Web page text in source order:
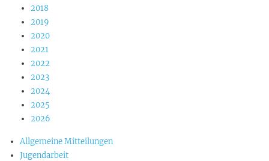
2018
2019
2020
2021
2022
2023
2024
2025
2026
Allgemeine Mitteilungen
Jugendarbeit